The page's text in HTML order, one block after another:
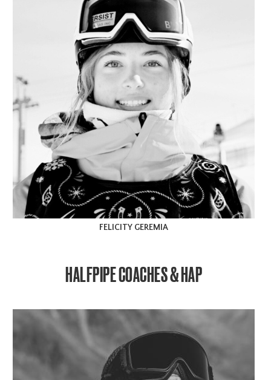
FELICITY GEREMIA
HALFPIPE COACHES & HAP